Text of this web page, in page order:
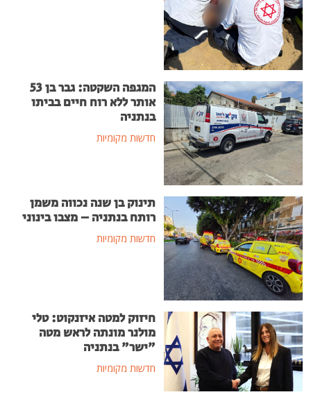
המגפה השקטה: גבר בן 53
אותר ללא רוח חיים בביתו
בנתניה
חדשות מקומיות
תינוק בן שנה נכווה משמן
רותח בנתניה – מצבו בינוני
חדשות מקומיות
חיזוק למטה איזנקוט: טלי
מולנר מונתה לראש מטה
"ישר" בנתניה
חדשות מקומיות